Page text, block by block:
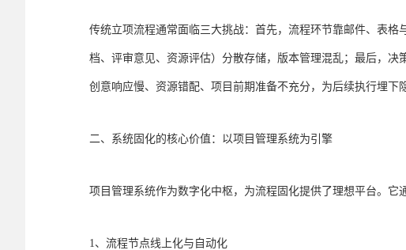
传统立项流程通常面临三大挑战：首先，流程环节靠邮件、表
档、评审意见、资源评估）分散存储，版本管理混乱；最后，
创意响应慢、资源错配、项目前期准备不充分，为后续执行埋下
二、系统固化的核心价值：以项目管理系统为引擎
项目管理系统作为数字化中枢，为流程固化提供了理想平台。它
1、流程节点线上化与自动化